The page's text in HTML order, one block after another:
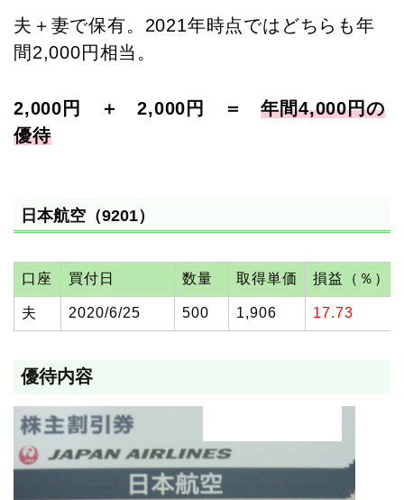
夫＋妻で保有。 2021年時点ではどちらも年
間2,000円相当。
2,000円 ＋ 2,000円 ＝年間4,000円の
優待
日本航空（9201）
口座 買付日 数量 取得単価 損益（％）
夫 2020/6/25 500 1,906 17.73
優待内容